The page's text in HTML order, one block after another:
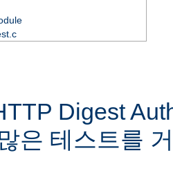
Digest
은 테스트를